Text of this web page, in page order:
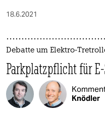
18.6.2021
Debatte um Elektro-
Parkplatzpflicht für
Knödler